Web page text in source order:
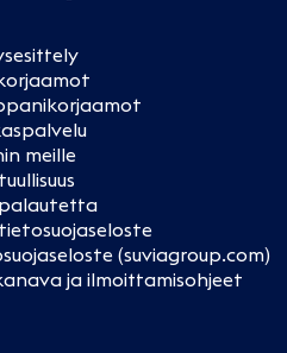
meille
(suviagroup.com)
ja ilmoittamisohjeet